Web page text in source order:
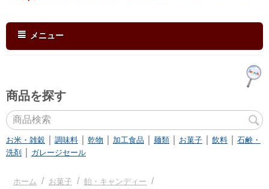
メニュー
商品を探す
お米・雑穀 調味料 乾物 加工食品 麺類 お菓子 飲料
石鹸・
洗剤
ガレージセール
ホーム / お菓子 / 飴・キャンディー /